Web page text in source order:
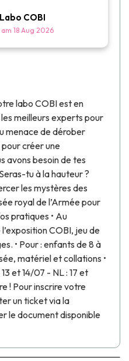
COBI
am 18 Aug 2026
labo COBI est en
meilleurs experts pour
menace de dérober
créer une
avons besoin de tes
tu à la hauteur ?
les mystères des
royal de l’Armée pour
pratiques • Au
COBI, jeu de
• Pour : enfants de 8 à
matériel et collations •
et 14/07 - NL : 17 et
! Pour inscrire votre
un ticket via la
le document disponible